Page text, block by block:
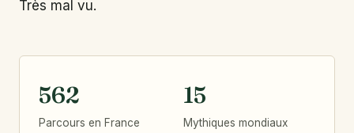
Très mal vu.
562
Parcours en France
15
Mythiques mondiaux